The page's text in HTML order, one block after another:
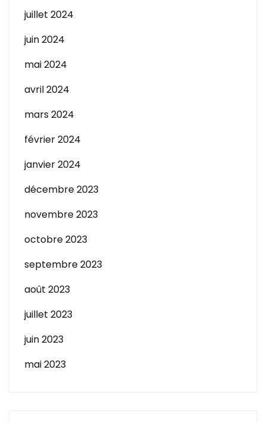
juillet 2024
juin 2024
mai 2024
avril 2024
mars 2024
février 2024
janvier 2024
décembre 2023
novembre 2023
octobre 2023
septembre 2023
août 2023
juillet 2023
juin 2023
mai 2023